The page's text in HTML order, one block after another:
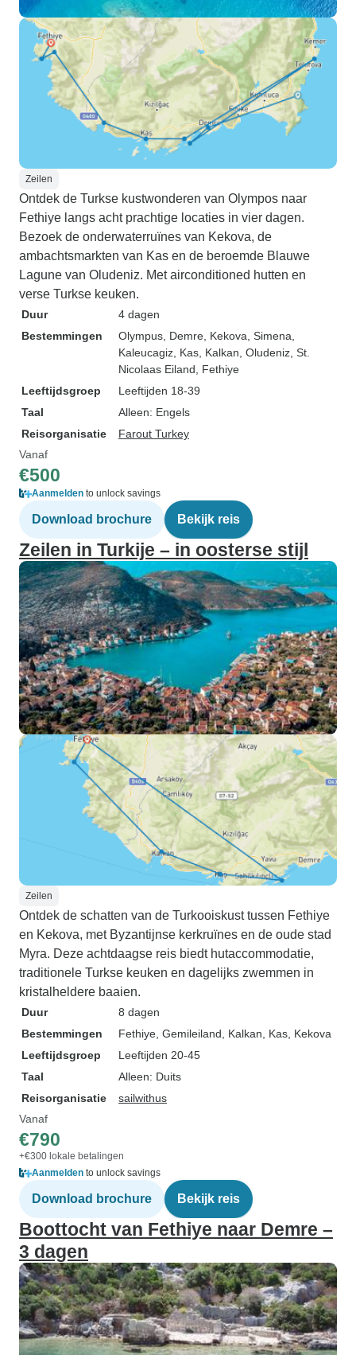
Zeilen
Ontdek de Turkse kustwonderen van Olympos naar
Fethiye langs acht prachtige locaties in vier dagen.
Bezoek de onderwaterruïnes van Kekova, de
ambachtsmarkten van Kas en de beroemde Blauwe
Lagune van Oludeniz. Met airconditioned hutten en
verse Turkse keuken.
Duur
4 dagen
Bestemmingen
Olympus , Demre , Kekova , Simena
Kaleucagiz , Kas , Kalkan , Oludeniz , St.
Nicolaas Eiland , Fethiye
Leeftijdsgroep
Leeftijden 18-39
Taal
Alleen: Engels
Reisorganisatie
Farout Turkey
Vanaf
€500
Aanmelden to unlock savings
Download brochure Bekijk reis
Zeilen in Turkije – in oosterse stijl
Zeilen
Ontdek de schatten van de Turkooiskust tussen Fethiye
en Kekova, met Byzantijnse kerkruïnes en de oude stad
Myra. Deze achtdaagse reis biedt hutaccommodatie,
traditionele Turkse keuken en dagelijks zwemmen in
kristalheldere baaien.
Duur
8 dagen
Bestemmingen
Fethiye , Gemileiland , Kalkan , Kas , Kekova
Leeftijdsgroep
Leeftijden 20-45
Taal
Alleen: Duits
Reisorganisatie
sailwithus
Vanaf
€790
+€300 lokale betalingen
Aanmelden to unlock savings
Download brochure Bekijk reis
Boottocht van Fethiye naar Demre –
3 dagen